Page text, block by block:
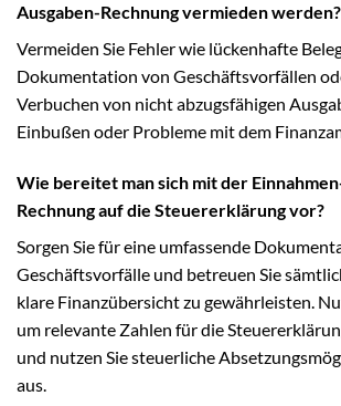
Ausgaben-Rechnung vermieden werden?
Vermeiden Sie Fehler wie lückenhafte
Dokumentation von Geschäftsvorfällen
Verbuchen von nicht abzugsfähigen
Einbußen oder Probleme mit dem
Wie bereitet man sich mit der
Rechnung auf die Steuererklärung vor?
Sorgen Sie für eine umfassende
Geschäftsvorfälle und betreuen Sie
klare Finanzübersicht zu gewährleisten.
um relevante Zahlen für die
und nutzen Sie steuerliche
aus.